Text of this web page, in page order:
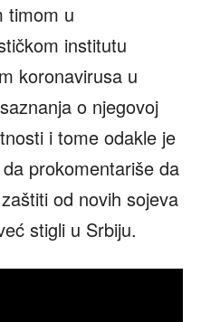
timom u
institutu
koronavirusa u
o njegovoj
i tome odakle je
prokomentariše da
od novih sojeva
stigli u Srbiju.